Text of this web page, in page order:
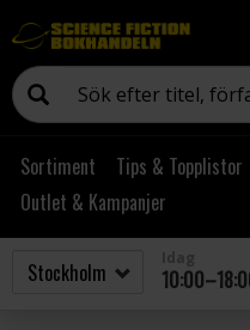
Sortiment Tips & Topplistor
Outlet & Kampanjer